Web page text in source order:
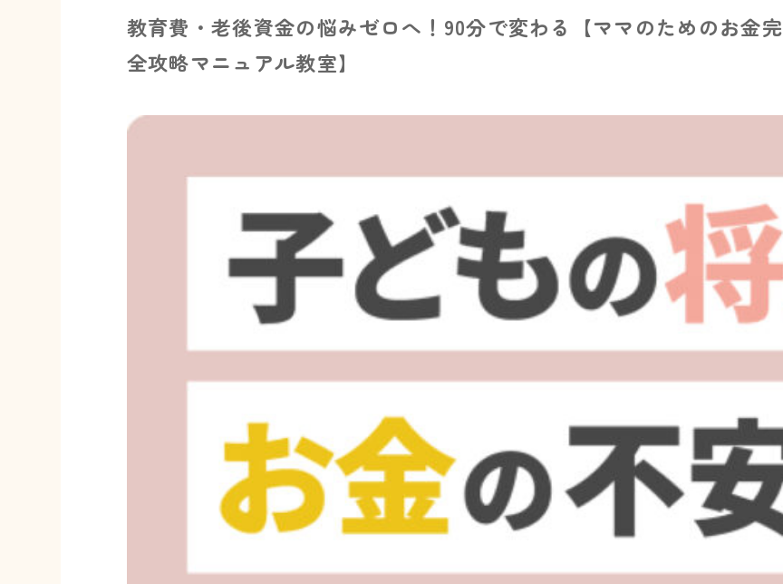
教育費・老後資金の悩みゼロへ！90分で変わる【ママのためのお金完
全攻略マニュアル教室】